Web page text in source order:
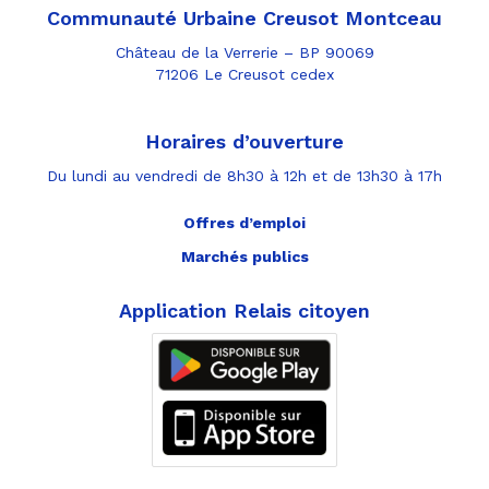
Communauté Urbaine Creusot Montceau
Château de la Verrerie – BP 90069
71206 Le Creusot cedex
Horaires d’ouverture
Du lundi au vendredi de 8h30 à 12h et de 13h30 à 17h
Offres d’emploi
Marchés publics
Application Relais citoyen